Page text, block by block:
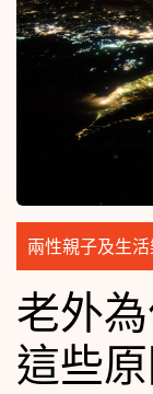
兩性親子及生
老外
這些